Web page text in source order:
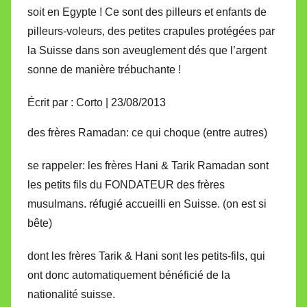
soit en Egypte ! Ce sont des pilleurs et enfants de
pilleurs-voleurs, des petites crapules protégées par
la Suisse dans son aveuglement dés que l’argent
sonne de manière trébuchante !
Écrit par : Corto | 23/08/2013
des frères Ramadan: ce qui choque (entre autres)
se rappeler: les frères Hani & Tarik Ramadan sont
les petits fils du FONDATEUR des frères
musulmans. réfugié accueilli en Suisse. (on est si
bête)
dont les frères Tarik & Hani sont les petits-fils, qui
ont donc automatiquement bénéficié de la
nationalité suisse.